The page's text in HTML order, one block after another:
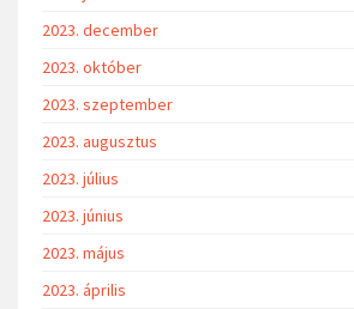
2023. december
2023. október
2023. szeptember
2023. augusztus
2023. július
2023. június
2023. május
2023. április